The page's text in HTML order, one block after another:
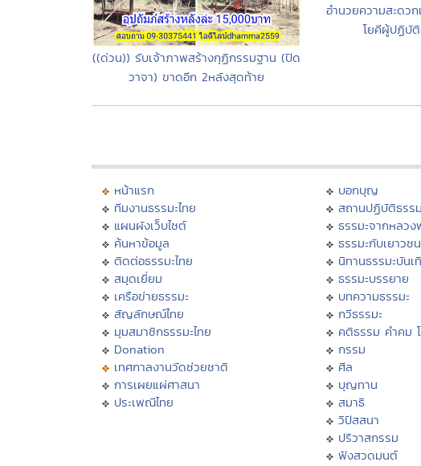
((ด่วน)) รับเจ้าภาพสร้างกุฏิกรรมฐาน (ปิด
วาจา) ขาดอีก 2หลังสุดท้าย
อำนวยความสะดวก
โยคีผู้ปฏิบั
หน้าแรก
ทีมงานธรรมะไทย
แผนผังเว็บไซต์
ค้นหาข้อมูล
ติดต่อธรรมะไทย
สมุดเยี่ยม
เครือข่ายธรรมะ
สัญลักษณ์ไทย
มุมสมาชิกธรรมะไทย
Donation
เทศกาลงานวัดช่วยชาติ
การเผยแผ่ศาสนา
ประเพณีไทย
บอกบุญ
สถานปฏิบัติธรรม
ธรรมะจากหลว
ธรรมะกับเยาวชน
นิทานธรรมะบันเ
ธรรมะบรรยาย
บทความธรรมะ
กวีธรรมะ
คติธรรม คำคม
กรรม
ศีล
บุญทาน
สมาธิ
วิปัสสนา
ปริวาสกรรม
ฟังสวดมนต์